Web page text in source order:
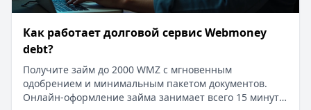
Как работает долговой сервис Webmoney
debt?
Получите займ до 2000 WMZ с мгновенным
одобрением и минимальным пакетом документов.
Онлайн-оформление займа занимает всего 15 минут.